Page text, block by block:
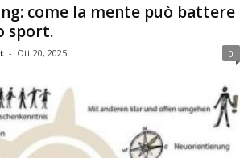
come la mente può battere
sport.
- Ott 20, 2025 0